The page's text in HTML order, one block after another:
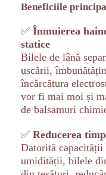
Beneficiile
✅ Înmuierea
statice
Bilele de lână
uscării,
încărcătura
vor fi mai moi și
de balsamuri
✅ Reducerea
Datorită capacității
umidității, bilele